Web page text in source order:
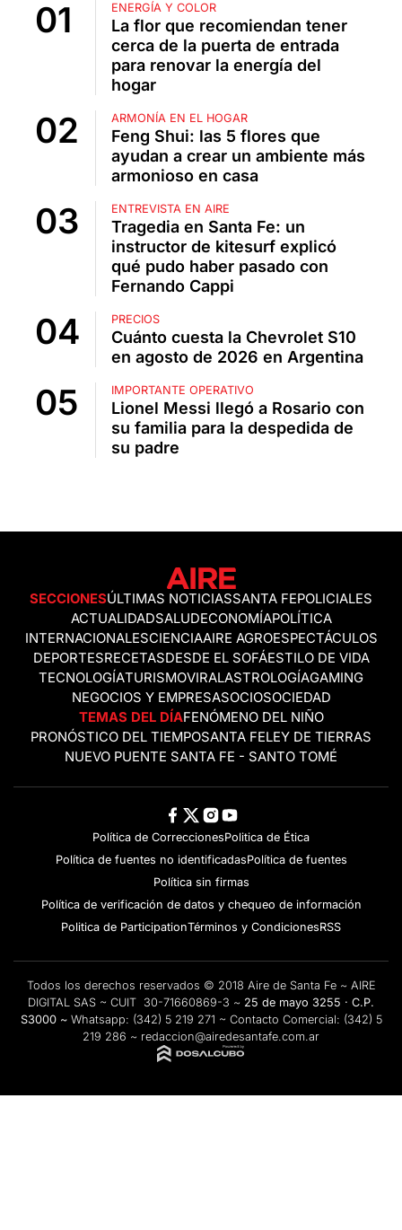
ENERGÍA Y COLOR
La flor que recomiendan tener
cerca de la puerta de entrada
para renovar la energía del
hogar
ARMONÍA EN EL HOGAR
Feng Shui: las 5 flores que
ayudan a crear un ambiente más
armonioso en casa
ENTREVISTA EN AIRE
Tragedia en Santa Fe: un
instructor de kitesurf explicó
qué pudo haber pasado con
Fernando Cappi
PRECIOS
Cuánto cuesta la Chevrolet S10
en agosto de 2026 en Argentina
IMPORTANTE OPERATIVO
Lionel Messi llegó a Rosario con
su familia para la despedida de
su padre
SECCIONESÚLTIMAS NOTICIASSANTA FEPOLICIALES
ACTUALIDADSALUDECONOMÍAPOLÍTICA
INTERNACIONALESCIENCIAAIRE AGROESPECTÁCULOS
DEPORTESRECETASDESDE EL SOFÁESTILO DE VIDA
TECNOLOGÍATURISMOVIRALASTROLOGÍAGAMING
NEGOCIOS Y EMPRESASOCIOSOCIEDAD
TEMAS DEL DÍAFENÓMENO DEL NIÑO
PRONÓSTICO DEL TIEMPOSANTA FELEY DE TIERRAS
NUEVO PUENTE SANTA FE - SANTO TOMÉ
Política de CorreccionesPolitica de Ética
Política de fuentes no identificadasPolítica de fuentes
Política sin firmas
Política de verificación de datos y chequeo de información
Politica de ParticipationTérminos y CondicionesRSS
Todos los derechos reservados © 2018 Aire de Santa Fe ~ AIRE
DIGITAL SAS ~ CUIT 30-71660869-3 ~ 25 de mayo 3255 · C.P.
S3000 ~ Whatsapp: (342) 5 219 271 ~ Contacto Comercial: (342) 5
219 286 ~ redaccion@airedesantafe.com.ar